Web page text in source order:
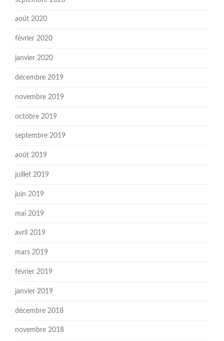
août 2020
février 2020
janvier 2020
décembre 2019
novembre 2019
octobre 2019
septembre 2019
août 2019
juillet 2019
juin 2019
mai 2019
avril 2019
mars 2019
février 2019
janvier 2019
décembre 2018
novembre 2018